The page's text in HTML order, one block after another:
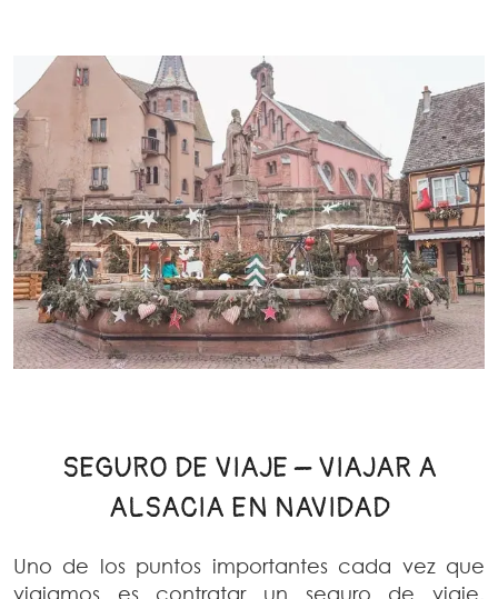
SEGURO DE VIAJE – VIAJAR A
ALSACIA EN NAVIDAD
Uno de los puntos importantes cada vez que
viajamos es contratar un seguro de viaje.